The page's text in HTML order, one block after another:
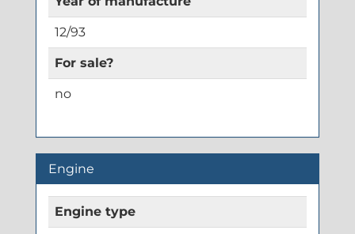
12/93
For sale?
no
Engine
Engine type